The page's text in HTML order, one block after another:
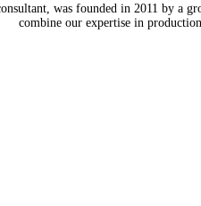
was founded in 2011 by a
combine our expertise in